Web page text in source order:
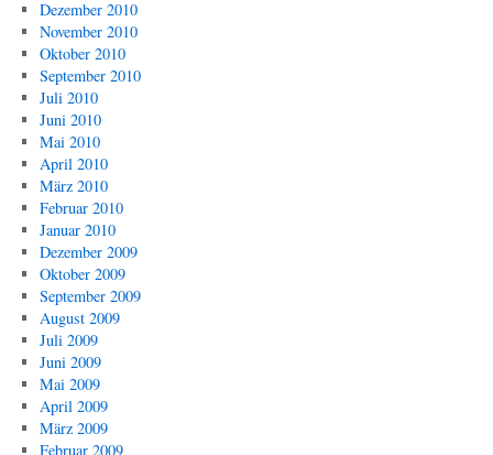
Dezember 2010
November 2010
Oktober 2010
September 2010
Juli 2010
Juni 2010
Mai 2010
April 2010
März 2010
Februar 2010
Januar 2010
Dezember 2009
Oktober 2009
September 2009
August 2009
Juli 2009
Juni 2009
Mai 2009
April 2009
März 2009
Februar 2009